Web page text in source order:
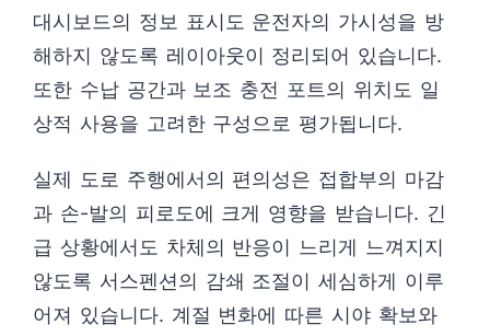
대시보드의 정보 표시도 운전자의 가시성을 방
해하지 않도록 레이아웃이 정리되어 있습니다.
또한 수납 공간과 보조 충전 포트의 위치도 일
상적 사용을 고려한 구성으로 평가됩니다.
실제 도로 주행에서의 편의성은 접합부의 마감
과 손-발의 피로도에 크게 영향을 받습니다. 긴
급 상황에서도 차체의 반응이 느리게 느껴지지
않도록 서스펜션의 감쇄 조절이 세심하게 이루
어져 있습니다. 계절 변화에 따른 시야 확보와